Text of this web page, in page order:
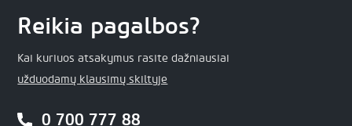
Reikia pagalbos?
Kai kuriuos atsakymus rasite dažniausiai
užduodamų klausimų skiltyje
0 700 777 88